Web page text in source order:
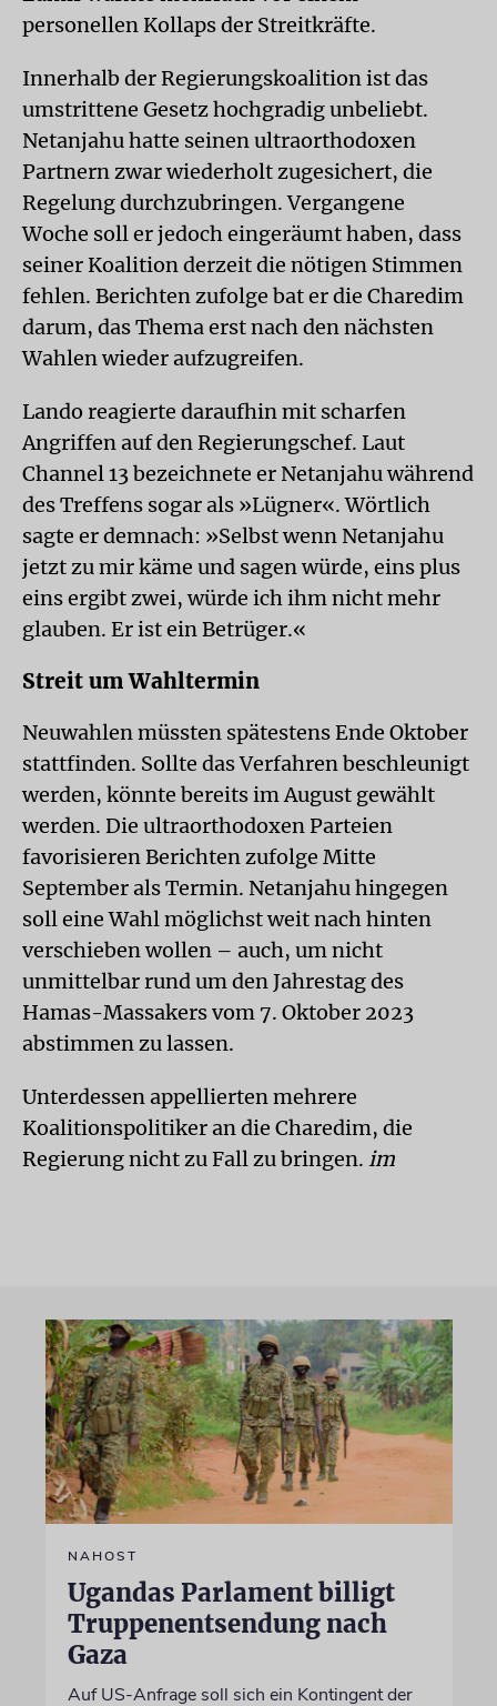
personellen Kollaps der Streitkräfte.
Innerhalb der Regierungskoalition ist das
umstrittene Gesetz hochgradig unbeliebt.
Netanjahu hatte seinen ultraorthodoxen
Partnern zwar wiederholt zugesichert, die
Regelung durchzubringen. Vergangene
Woche soll er jedoch eingeräumt haben, dass
seiner Koalition derzeit die nötigen Stimmen
fehlen. Berichten zufolge bat er die Charedim
darum, das Thema erst nach den nächsten
Wahlen wieder aufzugreifen.
Lando reagierte daraufhin mit scharfen
Angriffen auf den Regierungschef. Laut
Channel 13 bezeichnete er Netanjahu während
des Treffens sogar als »Lügner«. Wörtlich
sagte er demnach: »Selbst wenn Netanjahu
jetzt zu mir käme und sagen würde, eins plus
eins ergibt zwei, würde ich ihm nicht mehr
glauben. Er ist ein Betrüger.«
Streit um Wahltermin
Neuwahlen müssten spätestens Ende Oktober
stattfinden. Sollte das Verfahren beschleunigt
werden, könnte bereits im August gewählt
werden. Die ultraorthodoxen Parteien
favorisieren Berichten zufolge Mitte
September als Termin. Netanjahu hingegen
soll eine Wahl möglichst weit nach hinten
verschieben wollen – auch, um nicht
unmittelbar rund um den Jahrestag des
Hamas-Massakers vom 7. Oktober 2023
abstimmen zu lassen.
Unterdessen appellierten mehrere
Koalitionspolitiker an die Charedim, die
Regierung nicht zu Fall zu bringen. im
NAHOST
Ugandas Parlament billigt
Truppenentsendung nach
Gaza
Auf US-Anfrage soll sich ein Kontingent der